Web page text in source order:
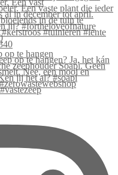
Een vast
op te hangen